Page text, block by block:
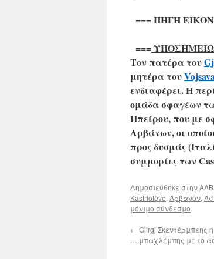
=== ΠΗΓΗ
===
Τον πατέρα του
μητέρα του
ενδιαφέρει. Η
ομάδα σφαγέων
Ηπείρου, που με
Αρβάνων, οι
προς δυσμάς
συμμορίες των
Δημοσιεύθηκε στην
Kastriotëve, Άρβανον,
μόνιμο σύνδεσμο.
← Gjirgj Σκεντέρμπεης
….μπαχλέμπης με το